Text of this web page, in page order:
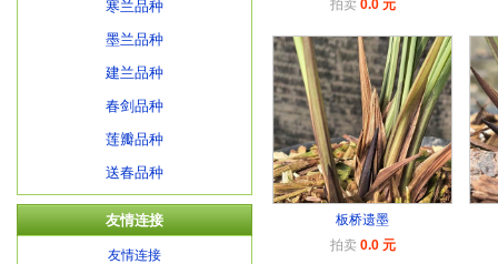
寒兰品种
墨兰品种
建兰品种
春剑品种
莲瓣品种
送春品种
友情连接
友情连接
拍卖 0.0 元
板桥遗墨
拍卖 0.0 元